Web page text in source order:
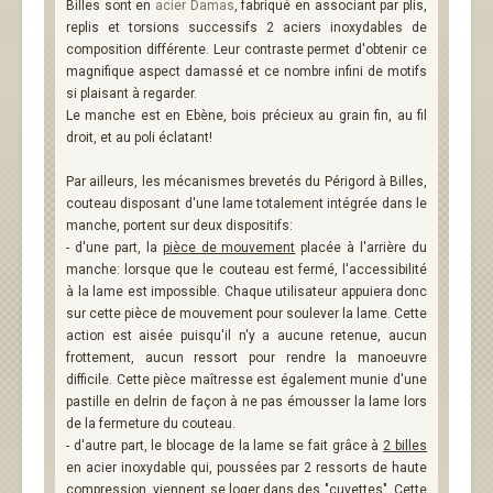
Billes sont en acier Damas, fabriqué en associant par plis,
replis et torsions successifs 2 aciers inoxydables de
composition différente. Leur contraste permet d'obtenir ce
magnifique aspect damassé et ce nombre infini de motifs
si plaisant à regarder.
Le manche est en Ebène, bois précieux au grain fin, au fil
droit, et au poli éclatant!
Par ailleurs, les mécanismes brevetés du Périgord à Billes,
couteau disposant d'une lame totalement intégrée dans le
manche, portent sur deux dispositifs:
- d'une part, la pièce de mouvement placée à l'arrière du
manche: lorsque que le couteau est fermé, l'accessibilité
à la lame est impossible. Chaque utilisateur appuiera donc
sur cette pièce de mouvement pour soulever la lame. Cette
action est aisée puisqu'il n'y a aucune retenue, aucun
frottement, aucun ressort pour rendre la manoeuvre
difficile. Cette pièce maîtresse est également munie d'une
pastille en delrin de façon à ne pas émousser la lame lors
de la fermeture du couteau.
- d'autre part, le blocage de la lame se fait grâce à 2 billes
en acier inoxydable qui, poussées par 2 ressorts de haute
compression, viennent se loger dans des "cuvettes". Cette